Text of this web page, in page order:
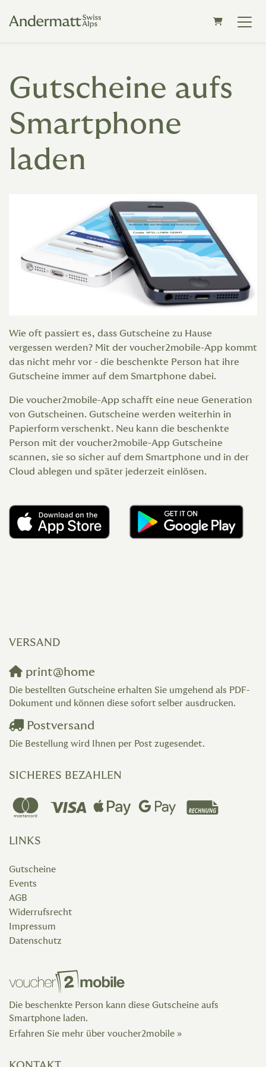
Gutscheine aufs
Smartphone
laden
Wie oft passiert es, dass Gutscheine zu Hause
vergessen werden? Mit der voucher2mobile-App kommt
das nicht mehr vor - die beschenkte Person hat ihre
Gutscheine immer auf dem Smartphone dabei.
Die voucher2mobile-App schafft eine neue Generation
von Gutscheinen. Gutscheine werden weiterhin in
Papierform verschenkt. Neu kann die beschenkte
Person mit der voucher2mobile-App Gutscheine
scannen, sie so sicher auf dem Smartphone und in der
Cloud ablegen und später jederzeit einlösen.
VERSAND
print@home
Die bestellten Gutscheine erhalten Sie umgehend als PDF-
Dokument und können diese sofort selber ausdrucken.
Postversand
Die Bestellung wird Ihnen per Post zugesendet.
SICHERES BEZAHLEN
LINKS
Gutscheine
Events
AGB
Widerrufsrecht
Impressum
Datenschutz
Die beschenkte Person kann diese Gutscheine aufs
Smartphone laden.
Erfahren Sie mehr über voucher2mobile »